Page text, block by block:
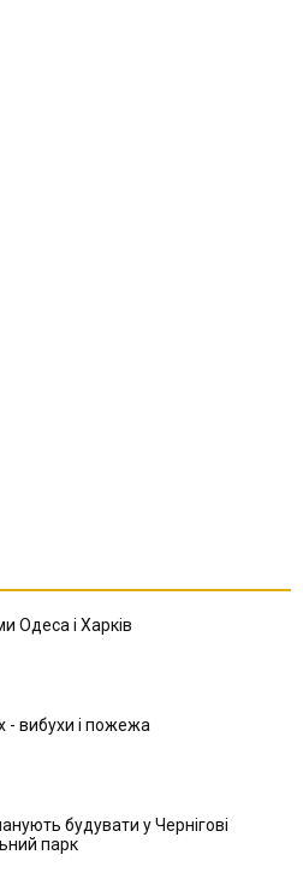
Одеса і Харків
- вибухи і пожежа
будувати у Чернігові
парк